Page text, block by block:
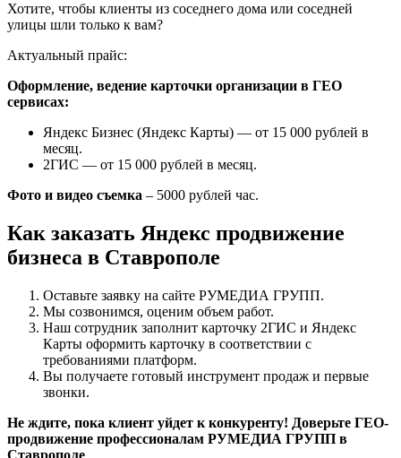
Хотите, чтобы клиенты из соседнего дома или соседней
улицы шли только к вам?
Актуальный прайс:
Оформление, ведение карточки организации в ГЕО
сервисах:
Яндекс Бизнес (Яндекс Карты) — от 15 000 рублей в
месяц.
2ГИС — от 15 000 рублей в месяц.
Фото и видео съемка – 5000 рублей час.
Как заказать Яндекс продвижение
бизнеса в Ставрополе
Оставьте заявку на сайте РУМЕДИА ГРУПП.
Мы созвонимся, оценим объем работ.
Наш сотрудник заполнит карточку 2ГИС и Яндекс
Карты оформить карточку в соответствии с
требованиями платформ.
Вы получаете готовый инструмент продаж и первые
звонки.
Не ждите, пока клиент уйдет к конкуренту! Доверьте ГЕО-
продвижение профессионалам РУМЕДИА ГРУПП в
Ставрополе